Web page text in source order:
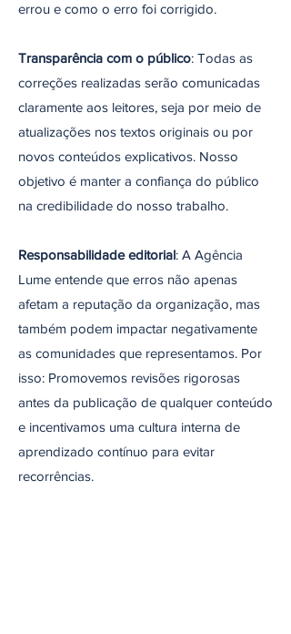
errou e como o erro foi corrigido.
Transparência com o público: Todas as
correções realizadas serão comunicadas
claramente aos leitores, seja por meio de
atualizações nos textos originais ou por
novos conteúdos explicativos. Nosso
objetivo é manter a confiança do público
na credibilidade do nosso trabalho.
Responsabilidade editorial: A Agência
Lume entende que erros não apenas
afetam a reputação da organização, mas
também podem impactar negativamente
as comunidades que representamos. Por
isso: Promovemos revisões rigorosas
antes da publicação de qualquer conteúdo
e incentivamos uma cultura interna de
aprendizado contínuo para evitar
recorrências.